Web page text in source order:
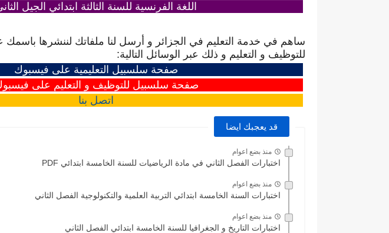
اللغة الفرنسية للسنة الثالثة ابتدائي الجيل
ساهم في خدمة التعليم في الجزائر و أرسل لنا ملفاتك لننشرها
للتوظيف و التعليم و ذلك عبر الوسائل التالية:
صفحة سلسبيل التعليمية على فيسبوك
صفحة سلسبيل للتوظيف و التعليم على
اتصل بنا
قد يعجبك ايضا
منذ بضع اعوام
اختبارات الفصل الثاني في مادة الرياضيات للسنة الخامسة ابتدائي PDF
منذ بضع اعوام
اختبارات السنة الخامسة ابتدائي التربية العلمية والتكنولوجية الفصل الثاني
منذ بضع اعوام
اختبارات التاريخ و الجغرافيا للسنة الخامسة ابتدائي الفصل الثاني